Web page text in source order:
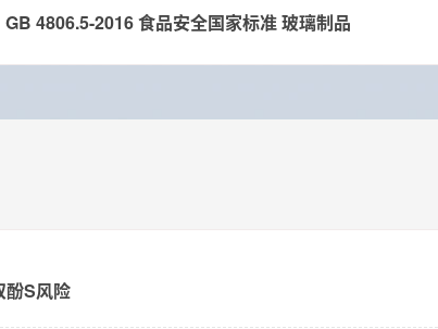
GB 4806.5-2016 食品安全国家标准 玻璃制品
酚S风险